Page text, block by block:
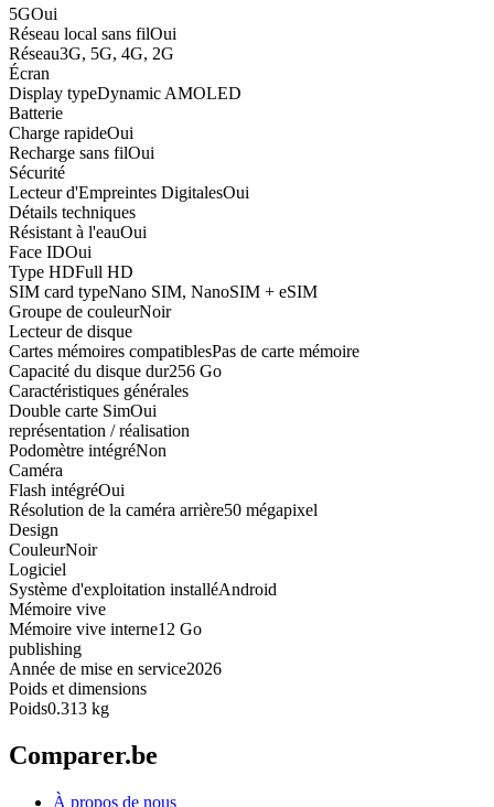
5GOui
Réseau local sans filOui
Réseau3G, 5G, 4G, 2G
Écran
Display typeDynamic AMOLED
Batterie
Charge rapideOui
Recharge sans filOui
Sécurité
Lecteur d'Empreintes DigitalesOui
Détails techniques
Résistant à l'eauOui
Face IDOui
Type HDFull HD
SIM card typeNano SIM, NanoSIM + eSIM
Groupe de couleurNoir
Lecteur de disque
Cartes mémoires compatiblesPas de carte mémoire
Capacité du disque dur256 Go
Caractéristiques générales
Double carte SimOui
représentation / réalisation
Podomètre intégréNon
Caméra
Flash intégréOui
Résolution de la caméra arrière50 mégapixel
Design
CouleurNoir
Logiciel
Système d'exploitation installéAndroid
Mémoire vive
Mémoire vive interne12 Go
publishing
Année de mise en service2026
Poids et dimensions
Poids0.313 kg
Comparer.be
À propos de nous